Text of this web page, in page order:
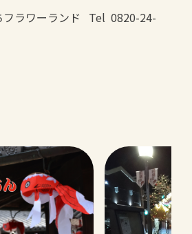
フラワーランド Tel 0820-24-